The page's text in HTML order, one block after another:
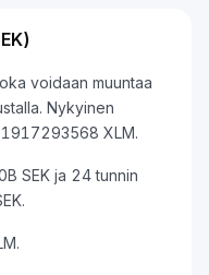
voidaan muuntaa
Nykyinen
XLM.
SEK ja 24 tunnin